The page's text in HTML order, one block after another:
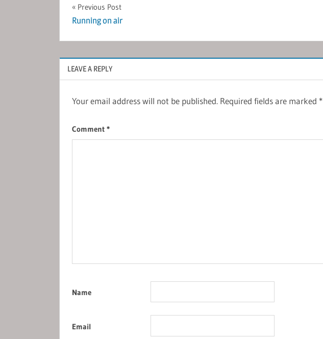
Post
navigation
Previous Post
Running on air
LEAVE A REPLY
Your email address will not be published. Required fields are marked *
Comment *
Name
Email